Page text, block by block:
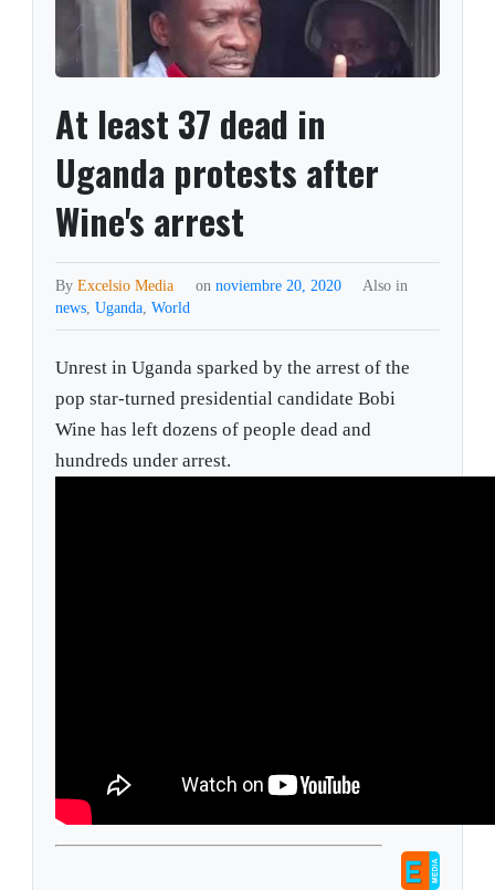
At least 37 dead in
Uganda protests after
Wine's arrest
ByExcelsio Media on noviembre 20, 2020
Also in
news,Uganda,World
Unrest in Uganda sparked by the arrest of the
pop star-turned presidential candidate Bobi
Wine has left dozens of people dead and
hundreds under arrest.